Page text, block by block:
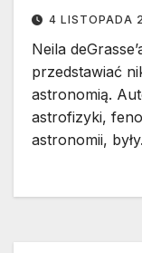
4 LISTOPADA
Neila
przedstawiać
astronomią.
astrofizyki,
astronomii,